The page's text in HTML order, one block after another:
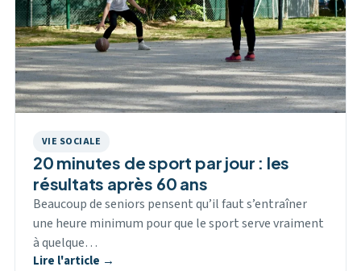
VIE SOCIALE
20 minutes de sport par jour : les
résultats après 60 ans
Beaucoup de seniors pensent qu’il faut s’entraîner
une heure minimum pour que le sport serve vraiment
à quelque…
Lire l'article →